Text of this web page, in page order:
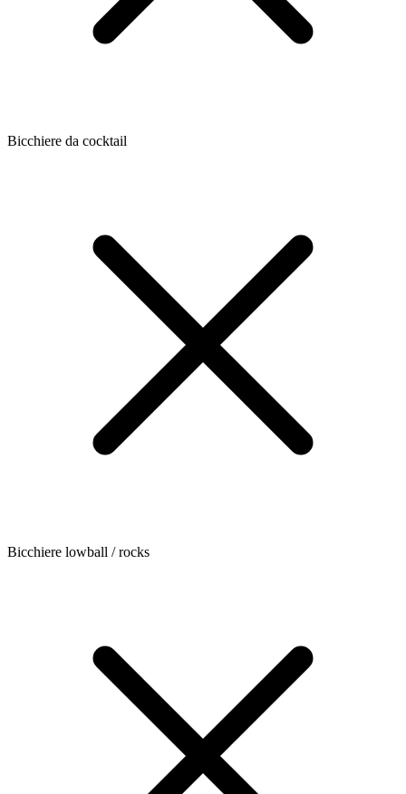
Bicchiere da cocktail
Bicchiere lowball / rocks